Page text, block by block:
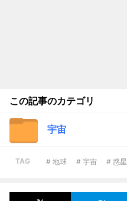
この記事のカテゴリ
宇宙
TAG # 地球 # 宇宙 # 惑星